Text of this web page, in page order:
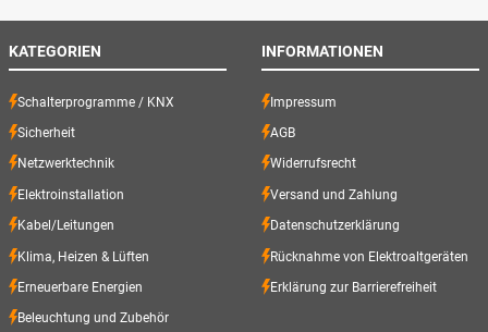
KATEGORIEN
Schalterprogramme / KNX
Sicherheit
Netzwerktechnik
Elektroinstallation
Kabel/Leitungen
Klima, Heizen & Lüften
Erneuerbare Energien
Beleuchtung und Zubehör
INFORMATIONEN
Impressum
AGB
Widerrufsrecht
Versand und Zahlung
Datenschutzerklärung
Rücknahme von Elektroaltgeräten
Erklärung zur Barrierefreiheit